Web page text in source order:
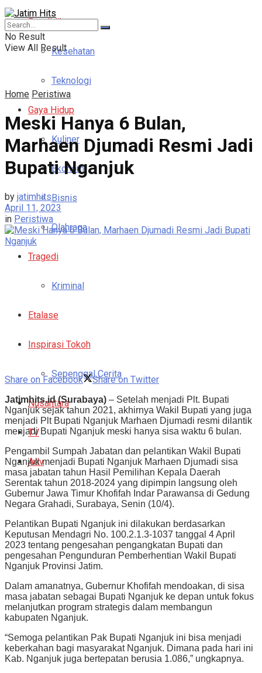
Pendidikan
Kesehatan
Teknologi
Gaya Hidup
Kuliner
Ekonomi
Bisnis
Olahraga
Tragedi
Kriminal
Etalase
Inspirasi Tokoh
Sepenggal Cerita
Nusantara
TV
Adv
No Result
View All Result
Home Peristiwa
Meski Hanya 6 Bulan,
Marhaen Djumadi Resmi Jadi
Bupati Nganjuk
by jatimhits
April 11, 2023
in Peristiwa
Share on Facebook Share on Twitter
Jatimhits.id (Surabaya) – Setelah menjadi Plt. Bupati
Nganjuk sejak tahun 2021, akhirnya Wakil Bupati yang juga
menjadi Plt Bupati Nganjuk Marhaen Djumadi resmi dilantik
menjadi Bupati Nganjuk meski hanya sisa waktu 6 bulan.
Pengambil Sumpah Jabatan dan pelantikan Wakil Bupati
Nganjuk menjadi Bupati Nganjuk Marhaen Djumadi sisa
masa jabatan tahun Hasil Pemilihan Kepala Daerah
Serentak tahun 2018-2024 yang dipimpin langsung oleh
Gubernur Jawa Timur Khofifah Indar Parawansa di Gedung
Negara Grahadi, Surabaya, Senin (10/4).
Pelantikan Bupati Nganjuk ini dilakukan berdasarkan
Keputusan Mendagri No. 100.2.1.3-1037 tanggal 4 April
2023 tentang pengesahan pengangkatan Bupati dan
pengesahan Pengunduran Pemberhentian Wakil Bupati
Nganjuk Provinsi Jatim.
Dalam amanatnya, Gubernur Khofifah mendoakan, di sisa
masa jabatan sebagai Bupati Nganjuk ke depan untuk fokus
melanjutkan program strategis dalam membangun
kabupaten Nganjuk.
“Semoga pelantikan Pak Bupati Nganjuk ini bisa menjadi
keberkahan bagi masyarakat Nganjuk. Dimana pada hari ini
Kab. Nganjuk juga bertepatan berusia 1.086,” ungkapnya.